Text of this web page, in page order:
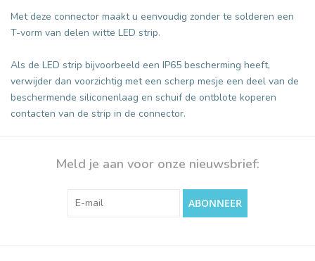
Met deze connector maakt u eenvoudig zonder te solderen een
T-vorm van delen witte LED strip.
Als de LED strip bijvoorbeeld een IP65 bescherming heeft,
verwijder dan voorzichtig met een scherp mesje een deel van de
beschermende siliconenlaag en schuif de ontblote koperen
contacten van de strip in de connector.
Meld je aan voor onze nieuwsbrief:
ABONNEER